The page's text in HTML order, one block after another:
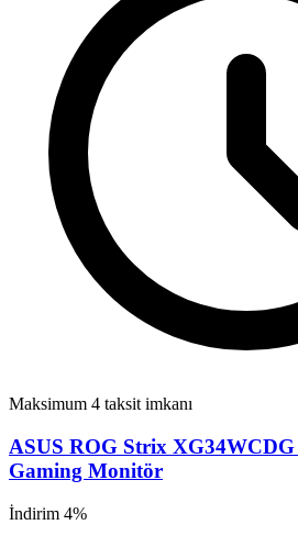
Maksimum 4 taksit imkanı
ASUS ROG Strix
Gaming Monitör
İndirim 4%